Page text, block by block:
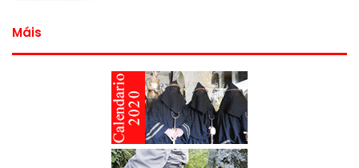
Máis